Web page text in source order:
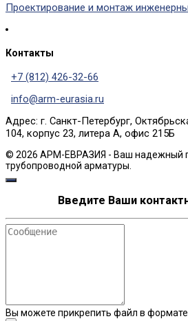
Проектирование и монтаж
Контакты
+7 (812) 426-32-66
info@arm-eurasia.ru
Адрес: г. Санкт-Петербург,
104, корпус 23, литера А, офис 215Б
© 2026 АРМ-ЕВРАЗИЯ - Ваш надежный
трубопроводной арматуры.
Введите Ваши
Сообщение
Вы можете прикрепить файл в